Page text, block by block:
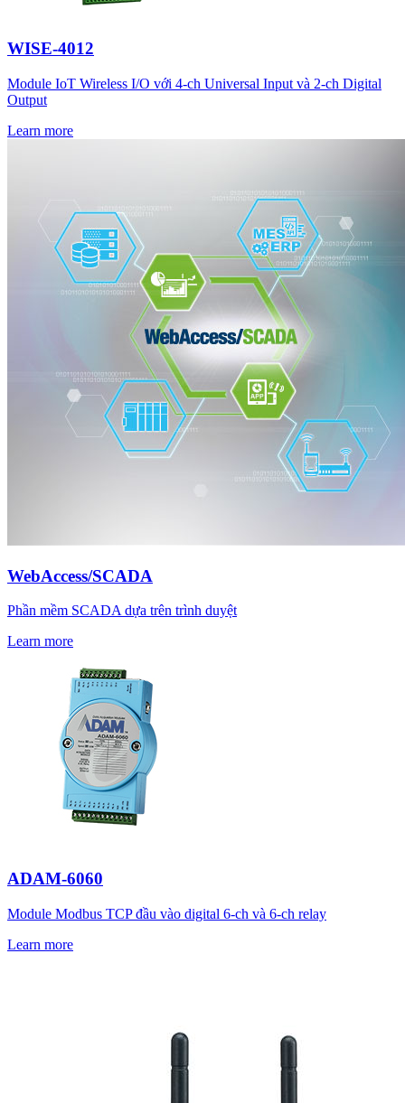
WISE-4012
Module IoT Wireless I/O với 4-ch Universal Input và 2-ch Digital
Output
Learn more
WebAccess/SCADA
Phần mềm SCADA dựa trên trình duyệt
Learn more
ADAM-6060
Module Modbus TCP đầu vào digital 6-ch và 6-ch relay
Learn more